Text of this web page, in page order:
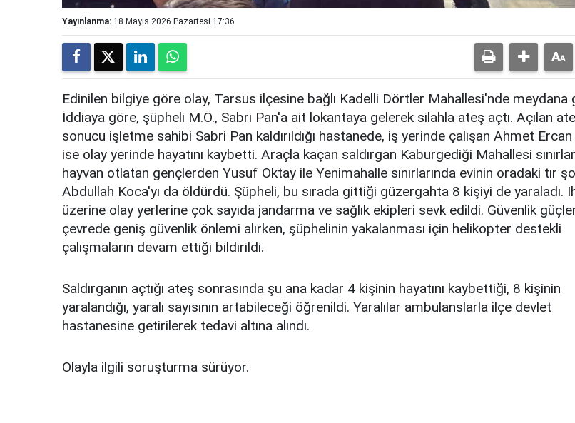
Yayınlanma: 18 Mayıs 2026 Pazartesi 17:36
Edinilen bilgiye göre olay, Tarsus ilçesine bağlı Kadelli Dörtler Mahallesi'nde meydana
İddiaya göre, şüpheli M.Ö., Sabri Pan'a ait lokantaya gelerek silahla ateş açtı. Açılan
sonucu işletme sahibi Sabri Pan kaldırıldığı hastanede, iş yerinde çalışan Ahmet Ercan
ise olay yerinde hayatını kaybetti. Araçla kaçan saldırgan Kaburgediği Mahallesi
hayvan otlatan gençlerden Yusuf Oktay ile Yenimahalle sınırlarında evinin oradaki tır
Abdullah Koca'yı da öldürdü. Şüpheli, bu sırada gittiği güzergahta 8 kişiyi de yaraladı.
üzerine olay yerlerine çok sayıda jandarma ve sağlık ekipleri sevk edildi. Güvenlik
çevrede geniş güvenlik önlemi alırken, şüphelinin yakalanması için helikopter destekli
çalışmaların devam ettiği bildirildi.
Saldırganın açtığı ateş sonrasında şu ana kadar 4 kişinin hayatını kaybettiği, 8 kişinin
yaralandığı, yaralı sayısının artabileceği öğrenildi. Yaralılar ambulanslarla ilçe devlet
hastanesine getirilerek tedavi altına alındı.
Olayla ilgili soruşturma sürüyor.